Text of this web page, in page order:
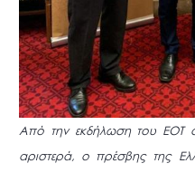
Από την εκδήλωση του ΕΟΤ
αριστερά, ο πρέσβης της